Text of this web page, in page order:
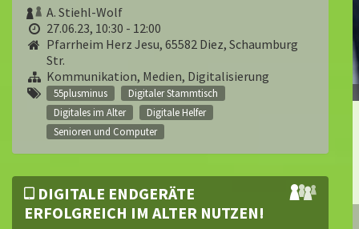
A. Stiehl-Wolf
27.06.23, 10:30 - 12:00
Pfarrheim Herz Jesu, 65582 Diez, Schaumburg
Str.
Kommunikation, Medien, Digitalisierung
55plusminus
Digitaler Stammtisch
Digitales im Alter
Digitale Helfer
Senioren und Computer
DIGITALE ENDGERÄTE
ERFOLGREICH IM ALTER NUTZEN!